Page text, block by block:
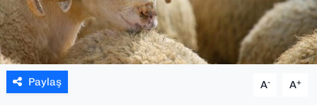
Paylaş A- A+